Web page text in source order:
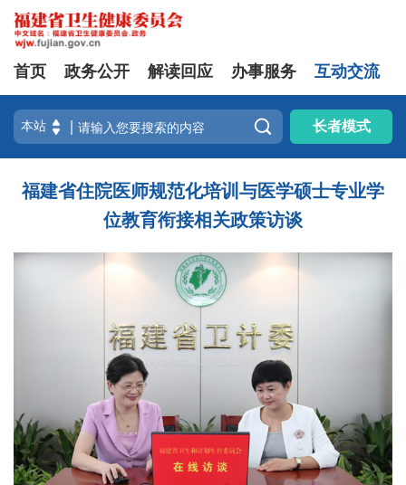
首页 政务公开 解读回应 办事服务 互动交流
 长者模式
福建省住院医师规范化培训与医学硕士专业学
位教育衔接相关政策访谈